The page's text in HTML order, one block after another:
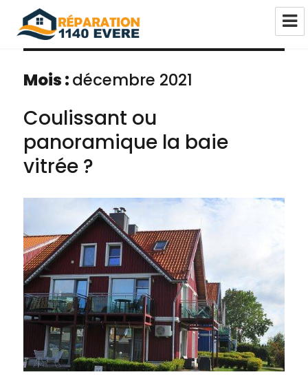
Réparation châssis Pvc-Alu-Bois
Evere
Mois :décembre 2021
Coulissant ou
panoramique la baie
vitrée ?